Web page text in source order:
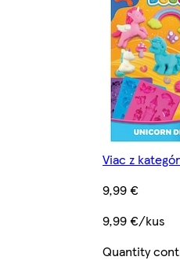
Viac z
9,99 €
9,99 €/kus
Quantity